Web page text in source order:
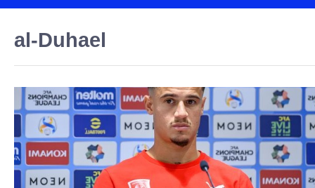
al-Duhael